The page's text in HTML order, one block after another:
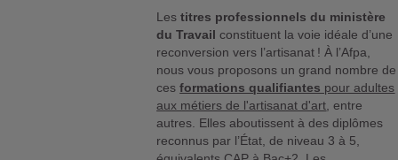
Les titres professionnelsdu ministère
du Travail constituent la voie idéale d’une
reconversion vers l’artisanat ! À l’Afpa,
nous vous proposons un grand nombre de
cesformations qualifiantes pour adultes
aux métiers de l'artisanat d'art, entre
autres. Elles aboutissent à des diplômes
reconnus par l’État, de niveau 3 à 5,